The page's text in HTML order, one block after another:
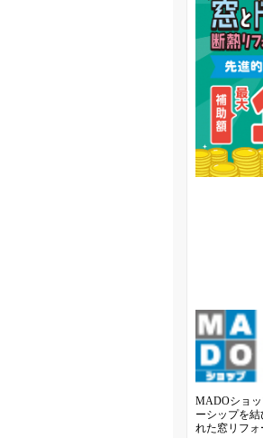
MADOショ
ーシップを
れた窓リフォ